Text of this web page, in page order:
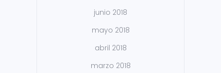
junio 2018
mayo 2018
abril 2018
marzo 2018